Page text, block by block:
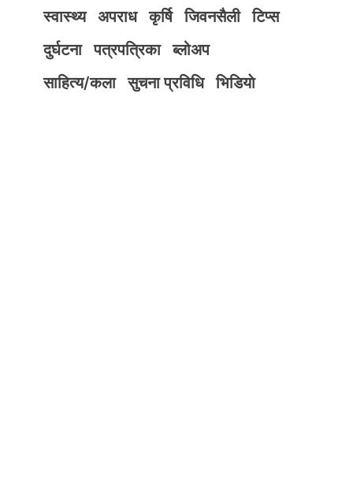
स्वास्थ्य
अपराध कृर्षि जिवनसैली
टिप्स
दुर्घटना
पत्रपत्रिका
ब्लोअप
साहित्य/कला
सुचना प्रविधि भिडियाे